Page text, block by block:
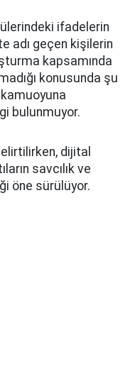
ifadelerin
adı geçen kişilerin
kapsamında
konusunda şu
bulunmuyor.
dijital
savcılık ve
öne sürülüyor.